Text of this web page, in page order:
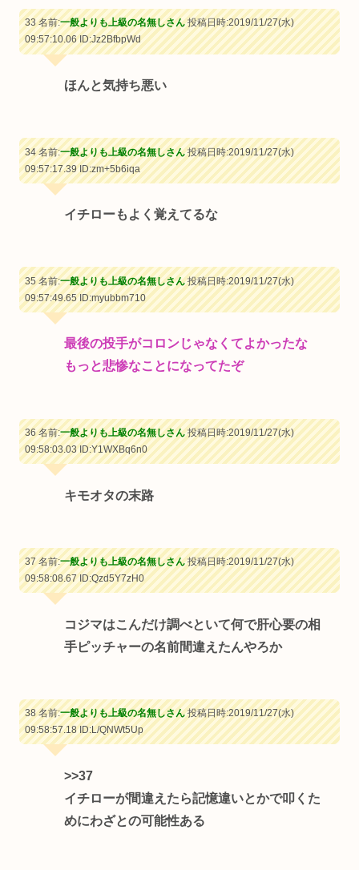
33 名前:一般よりも上級の名無しさん投稿日時:2019/11/27(水)
09:57:10.06ID:Jz2BfbpWd
ほんと気持ち悪い
34 名前:一般よりも上級の名無しさん投稿日時:2019/11/27(水)
09:57:17.39ID:zm+5b6iqa
イチローもよく覚えてるな
35 名前:一般よりも上級の名無しさん投稿日時:2019/11/27(水)
09:57:49.65ID:myubbm710
最後の投手がコロンじゃなくてよかったな
もっと悲惨なことになってたぞ
36 名前:一般よりも上級の名無しさん投稿日時:2019/11/27(水)
09:58:03.03ID:Y1WXBq6n0
キモオタの末路
37 名前:一般よりも上級の名無しさん投稿日時:2019/11/27(水)
09:58:08.67ID:Qzd5Y7zH0
コジマはこんだけ調べといて何で肝心要の相
手ピッチャーの名前間違えたんやろか
38 名前:一般よりも上級の名無しさん投稿日時:2019/11/27(水)
09:58:57.18ID:L/QNWt5Up
>>37
イチローが間違えたら記憶違いとかで叩くた
めにわざとの可能性ある